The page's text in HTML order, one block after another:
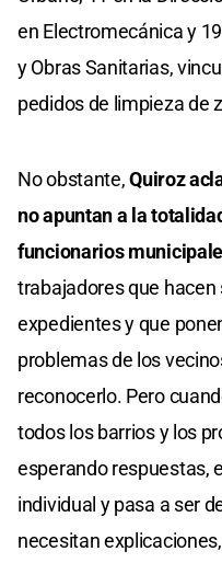
en Electromecánica y
y Obras Sanitarias,
pedidos de limpieza de
No obstante,Quiroz
no apuntan a la
funcionarios
trabajadores que
expedientes y que
problemas de los
reconocerlo. Pero
todos los barrios y los
esperando respuestas,
individual y pasa a ser
necesitan